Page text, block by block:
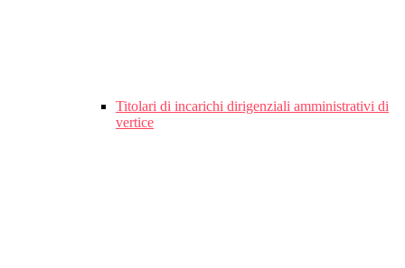
Titolari di incarichi dirigenziali amministrativi di
vertice